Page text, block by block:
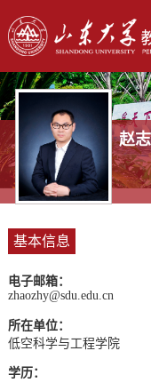
赵
基本信息
电子邮箱：
zhaozhy@sdu.edu.cn
所在单位：
低空科学与工程学院
学历：